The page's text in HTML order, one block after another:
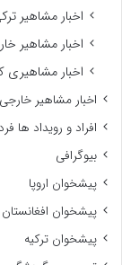
اخبار مشاهیر
اخبار مشاهیر
اخبار مشاهیری
اخبار مشاهیر خارجی
افراد و رویداد ها
بیوگرافی
پیشخوان اروپا
پیشخوان افغانستان
پیشخوان ترکیه